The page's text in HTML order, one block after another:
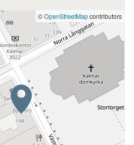
©OpenStreetMapcontributors